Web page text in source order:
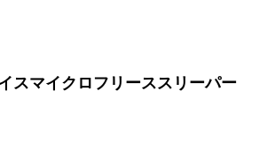
スマイクロフリーススリーパー